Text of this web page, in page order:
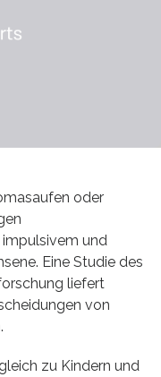
oder
und
Eine Studie des
liefert
von
zu Kindern und